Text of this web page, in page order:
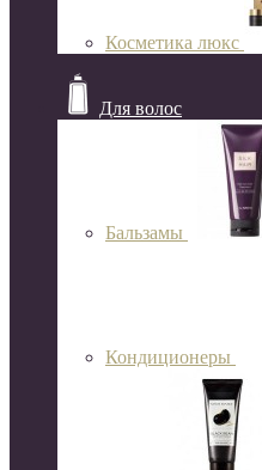
Косметика люкс
Для волос
Бальзамы
Кондиционеры